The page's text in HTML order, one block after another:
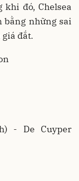
đó, Chelsea
những sai
đắt.
- De Cuyper